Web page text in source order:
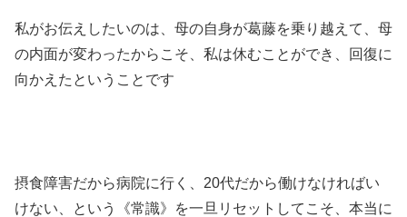
私がお伝えしたいのは、母の自身が葛藤を乗り越えて、母
の内面が変わったからこそ、私は休むことができ、回復に
向かえたということです
摂食障害だから病院に行く、20代だから働けなければい
けない、という《常識》を一旦リセットしてこそ、本当に